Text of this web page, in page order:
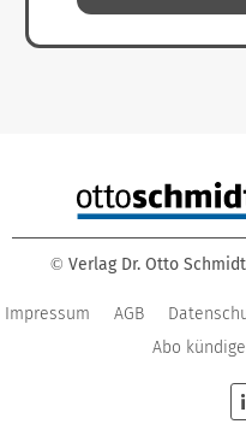
© Verlag Dr. Otto
Impressum AGB
Abo